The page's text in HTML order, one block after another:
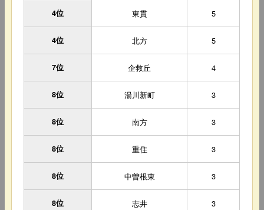
4位 東貫 5
4位 北方 5
7位 企救丘 4
8位 湯川新町 3
8位 南方 3
8位 重住 3
8位 中曽根東 3
8位 志井 3